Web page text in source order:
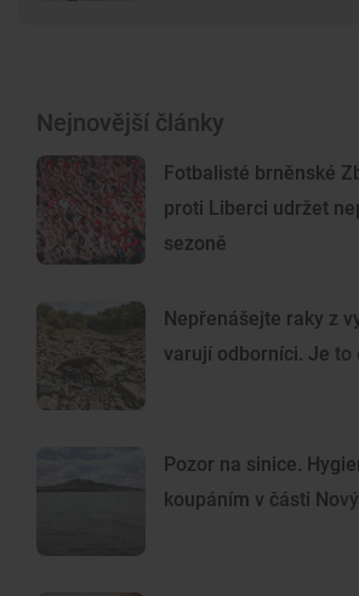
Nejnovější články
Fotbalisté brněnské
proti Liberci udržet
sezoně
Nepřenášejte raky z
varují odborníci. Je to
Pozor na sinice.
koupáním v části